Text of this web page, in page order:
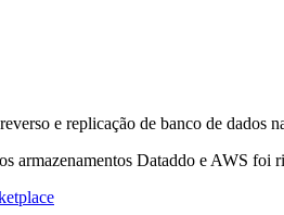
e replicação de banco de dados
armazenamentos Dataddo e AWS foi